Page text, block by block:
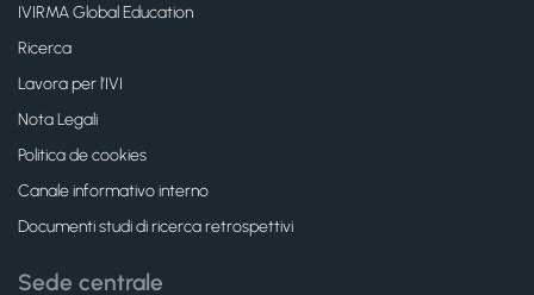
IVIRMA Global Education
Ricerca
Lavora per l’IVI
Nota Legali
Politica de cookies
Canale informativo interno
Documenti studi di ricerca retrospettivi
Sede centrale